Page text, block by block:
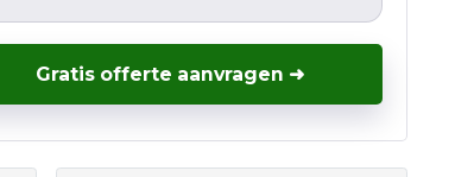
Gratis offerte aanvragen ➜